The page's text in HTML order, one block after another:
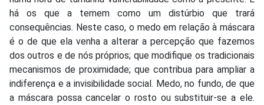
há os que a temem como um distúrbio que trará
consequências. Neste caso, o medo em relação à máscara
é o de que ela venha a alterar a percepção que fazemos
dos outros e de nós próprios; que modifique os tradicionais
mecanismos de proximidade; que contribua para ampliar a
indiferença e a invisibilidade social. Medo, no fundo, de que
a máscara possa cancelar o rosto ou substituir-se a ele.